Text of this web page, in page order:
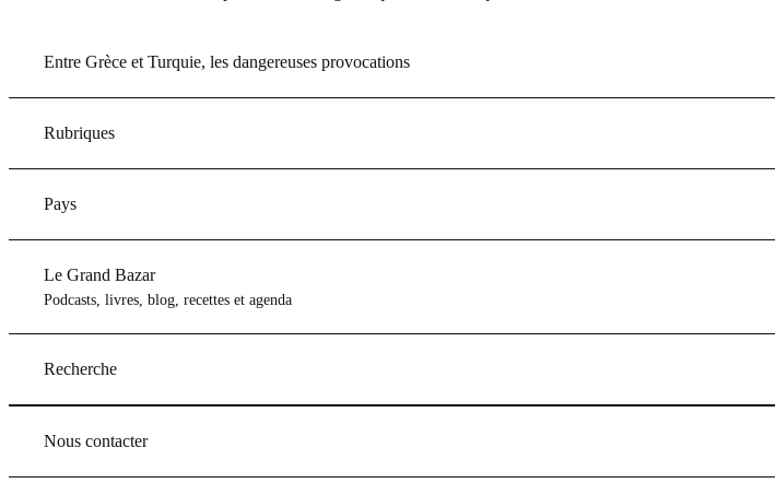
Entre Grèce et Turquie, les dangereuses provocations
Rubriques
Pays
Le Grand Bazar
Podcasts, livres, blog, recettes et agenda
Recherche
Nous contacter